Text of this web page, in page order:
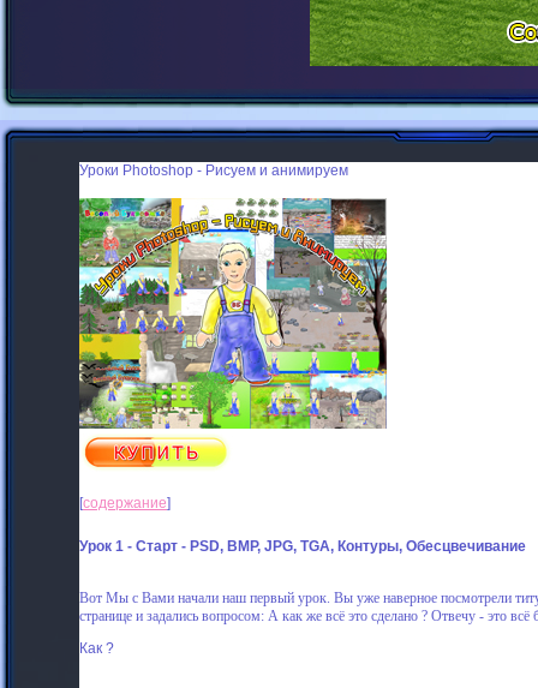
Уроки Photoshop - Рисуем и анимируем
[содержание]
Урок 1 - Старт - PSD, BMP, JPG, TGA, Контуры, Обесцвечивание
Вот Мы с Вами начали наш первый урок. Вы уже наверное посмотрели
странице и задались вопросом: А как же всё это сделано ? Отвечу - это
Как ?